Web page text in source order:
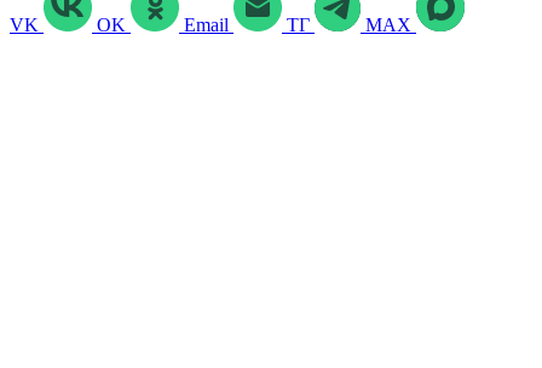
VK OK Email ТГ MAX